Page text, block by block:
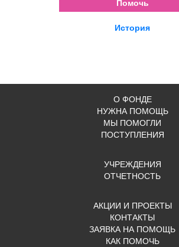
История
О ФОНДЕ
НУЖНА ПОМОЩЬ
МЫ ПОМОГЛИ
ПОСТУПЛЕНИЯ
УЧРЕЖДЕНИЯ
ОТЧЕТНОСТЬ
АКЦИИ И ПРОЕКТЫ
КОНТАКТЫ
ЗАЯВКА НА ПОМОЩЬ
КАК ПОМОЧЬ